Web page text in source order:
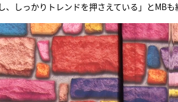
、しっかりトレンドを押さえている」とMBも